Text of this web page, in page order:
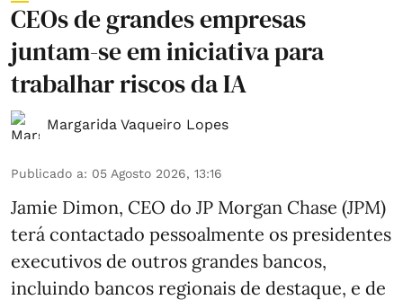
CEOs de grandes empresas
juntam-se em iniciativa para
trabalhar riscos da IA
Margarida Vaqueiro Lopes
Publicado a: 05 Agosto 2026, 13:16
Jamie Dimon, CEO do JP Morgan Chase (JPM)
terá contactado pessoalmente os presidentes
executivos de outros grandes bancos,
incluindo bancos regionais de destaque, e de